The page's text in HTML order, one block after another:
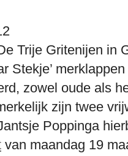
Trije Gritenijen in
Stekje’
zowel oude als
zijn twee
Poppinga
van maandag 19